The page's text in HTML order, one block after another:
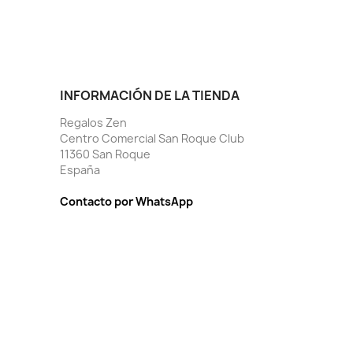
INFORMACIÓN DE LA TIENDA
Regalos Zen
Centro Comercial San Roque Club
11360 San Roque
España
Contacto por WhatsApp